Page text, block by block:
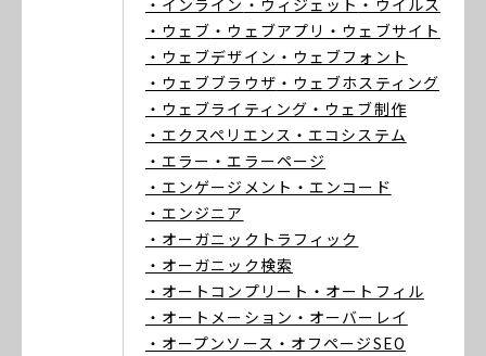
・インライン ・ウィジェット ・ウイルス
・ウェブ ・ウェブアプリ ・ウェブサイト
・ウェブデザイン ・ウェブフォント
・ウェブブラウザ ・ウェブホスティング
・ウェブライティング ・ウェブ制作
・エクスペリエンス ・エコシステム
・エラー ・エラーページ
・エンゲージメント ・エンコード
・エンジニア
・オーガニックトラフィック
・オーガニック検索
・オートコンプリート ・オートフィル
・オートメーション ・オーバーレイ
・オープンソース ・オフページSEO